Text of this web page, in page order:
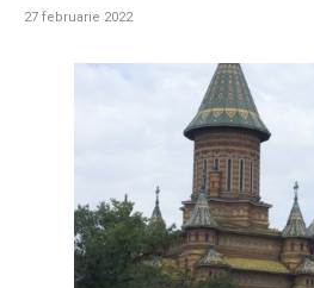
27 februarie 2022